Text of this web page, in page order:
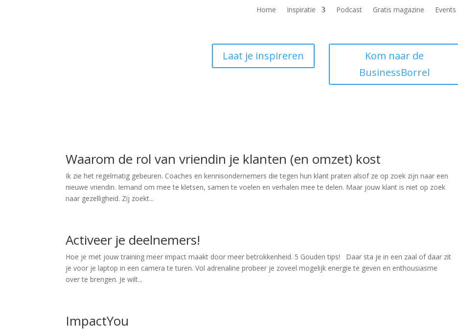
Home Inspiratie Podcast Gratis magazine Events
Laat je inspireren
Kom naar de
BusinessBorrel
Waarom de rol van vriendin je klanten (en omzet) kost
Ik zie het regelmatig gebeuren. Coaches en kennisondernemers die tegen hun klant praten alsof ze op zoek zijn naar een
nieuwe vriendin. Iemand om mee te kletsen, samen te voelen en verhalen mee te delen. Maar jouw klant is niet op zoek
naar gezelligheid. Zij zoekt...
Activeer je deelnemers!
Hoe je met jouw training meer impact maakt door meer betrokkenheid. 5 Gouden tips! Daar sta je in een zaal of daar zit
je voor je laptop in een camera te turen. Vol adrenaline probeer je zoveel mogelijk energie te geven en enthousiasme
over te brengen. Je wilt...
ImpactYou